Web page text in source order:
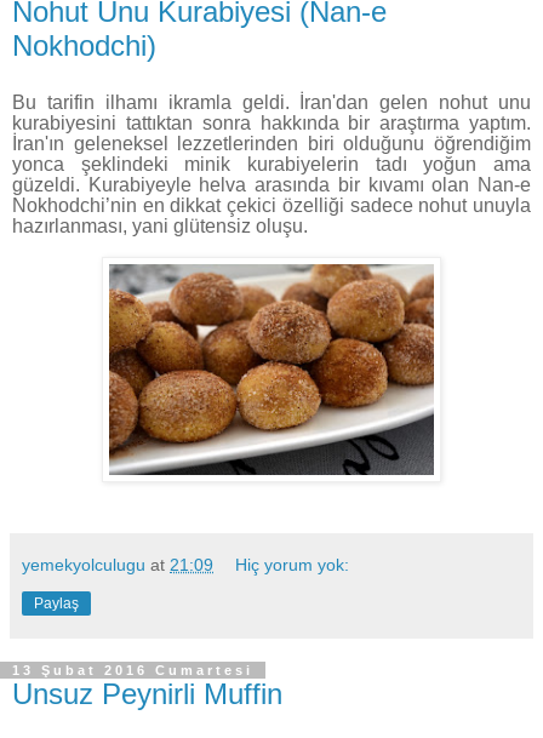
Nohut Unu Kurabiyesi (Nan-e
Nokhodchi)
Bu tarifin ilhamı ikramla geldi. İran'dan gelen nohut unu
kurabiyesini tattıktan sonra hakkında bir araştırma yaptım.
İran'ın geleneksel lezzetlerinden biri olduğunu öğrendiğim
yonca şeklindeki minik kurabiyelerin tadı yoğun ama
güzeldi. Kurabiyeyle helva arasında bir kıvamı olan Nan-e
Nokhodchi’nin en dikkat çekici özelliği sadece nohut unuyla
hazırlanması, yani glütensiz oluşu.
yemekyolculugu at 21:09 Hiç yorum yok:
Paylaş
13 Şubat 2016 Cumartesi
Unsuz Peynirli Muffin